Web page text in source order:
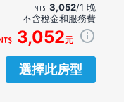
3,052/1 晚
不含稅金和服務費
3,052元
選擇此房型